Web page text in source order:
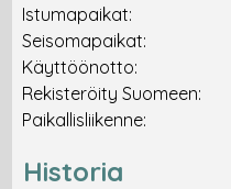
Istumapaikat:
Seisomapaikat:
Käyttöönotto:
Rekisteröity Suomeen:
Paikallisliikenne:
Historia